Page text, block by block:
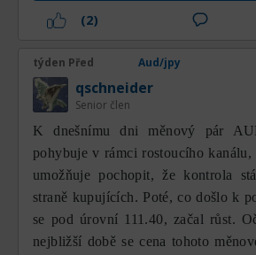
až 111,85 zónou, která velmi
seancích. Pokud se ceně
supportem 111,11 a
MA100 v oblasti 111,85 s
denním uzavřením, výrazně se
na růst směrem k
neúspěch v udržení tohoto
pravděpodobnost, že cena
109,94, a dokonce otevře
pokles směrem k 108,79.
(2)
týden Před Aud/jpy
qschneider
Senior člen
K dnešnímu dni měnový pár
pohybuje v rámci rostoucího kanálu,
umožňuje pochopit, že kontrola
straně kupujících. Poté, co došlo k
se pod úrovní 111.40, začal růst.
nejbližší době se cena tohoto